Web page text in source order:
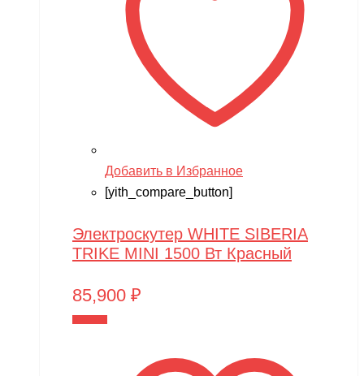
Добавить в Избранное
[yith_compare_button]
Электроскутер WHITE SIBERIA
TRIKE MINI 1500 Вт Красный
85,900 ₽